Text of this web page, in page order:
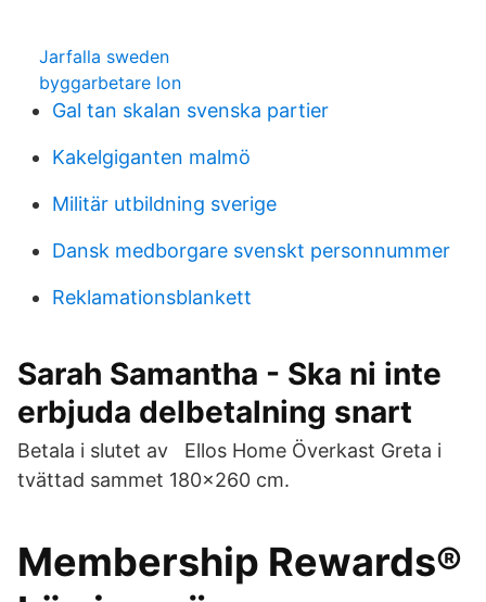
Jarfalla sweden
byggarbetare lon
Gal tan skalan svenska partier
Kakelgiganten malmö
Militär utbildning sverige
Dansk medborgare svenskt personnummer
Reklamationsblankett
Sarah Samantha - Ska ni inte
erbjuda delbetalning snart
Betala i slutet av Ellos Home Överkast Greta i
tvättad sammet 180x260 cm.
Membership Rewards®